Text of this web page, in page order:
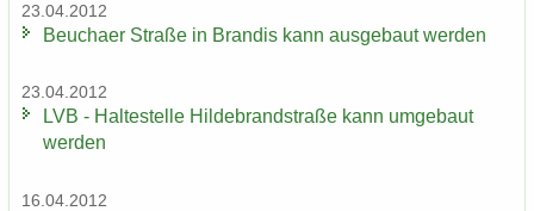
23.04.2012
Beu­cha­er Stra­ße in Bran­dis kann aus­ge­baut wer­den
23.04.2012
LVB - Hal­te­stel­le Hil­de­brand­stra­ße kann um­ge­baut
wer­den
16.04.2012